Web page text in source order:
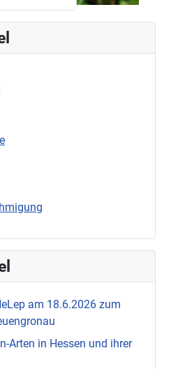
am 18.6.2026 zum
Arten in Hessen und ihrer